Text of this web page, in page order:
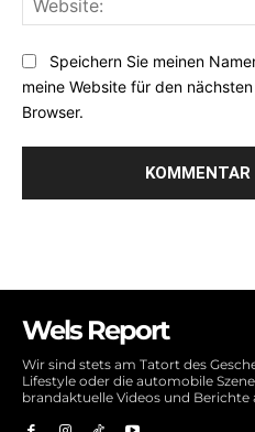
Speichern Sie meinen
meine Website für den
Browser.
Wels Report
Wir sind stets am Tatort des
Lifestyle oder die automobile
brandaktuelle Videos und Berichte